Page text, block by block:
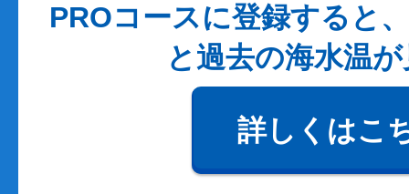
PROコースに登録すると
と過去の海水温
詳しくはこ